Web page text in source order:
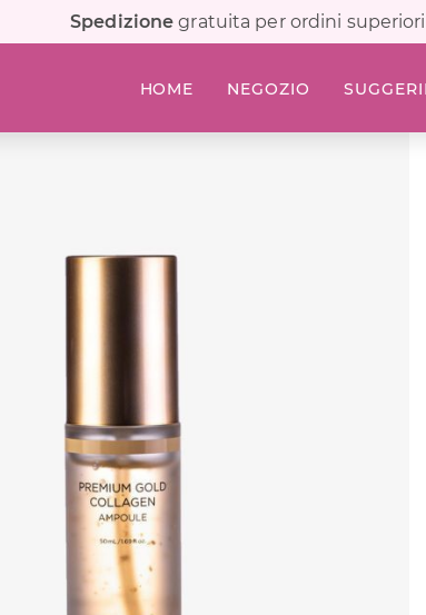
Spedizione gratuita per ordini superiori
HOME NEGOZIO